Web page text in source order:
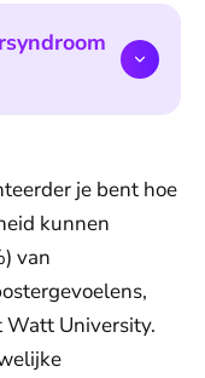
je bent hoe
kunnen
van
Watt University.